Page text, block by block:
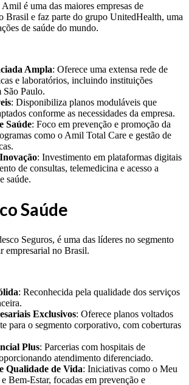
é uma das maiores empresas de
Brasil e faz parte do grupo UnitedHealth, uma
de saúde do mundo.
Ampla: Oferece uma extensa rede de
e laboratórios, incluindo instituições
São Paulo.
: Disponibiliza planos moduláveis que
conforme as necessidades da empresa.
Saúde: Foco em prevenção e promoção da
como o Amil Total Care e gestão de
: Investimento em plataformas digitais
de consultas, telemedicina e acesso a
saúde.
Saúde
Seguros, é uma das líderes no segmento
empresarial no Brasil.
: Reconhecida pela qualidade dos serviços
Exclusivos: Oferece planos voltados
para o segmento corporativo, com coberturas
Plus: Parcerias com hospitais de
atendimento diferenciado.
Qualidade de Vida: Iniciativas como o Meu
Bem-Estar, focadas em prevenção e